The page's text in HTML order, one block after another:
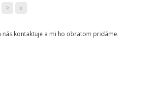
> »
nás kontaktuje a mi ho obratom pridáme.